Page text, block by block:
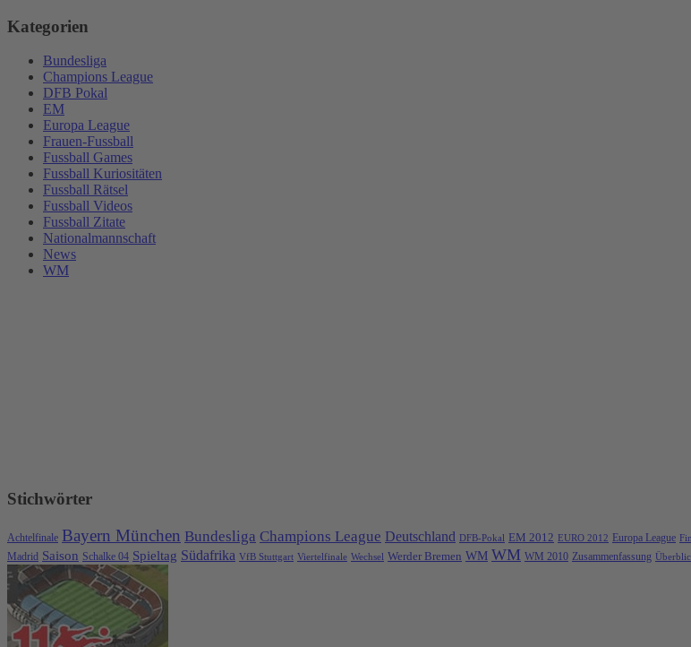
Kategorien
Bundesliga
Champions League
DFB Pokal
EM
Europa League
Frauen-Fussball
Fussball Games
Fussball Kuriositäten
Fussball Rätsel
Fussball Videos
Fussball Zitate
Nationalmannschaft
News
WM
Stichwörter
Achtelfinale Bayern München Bundesliga Champions League Deutschland DFB-Pokal EM 2012 EURO 2012 Europa League
Madrid Saison Schalke 04 Spieltag Südafrika VfB Stuttgart Viertelfinale Wechsel Werder Bremen WM WM WM 2010 Zusammenfassung